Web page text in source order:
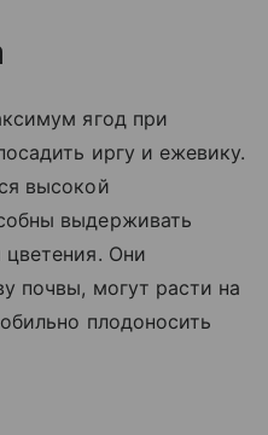
ягод при
иргу и ежевику.
высокой
выдерживать
Они
почвы, могут расти на
плодоносить